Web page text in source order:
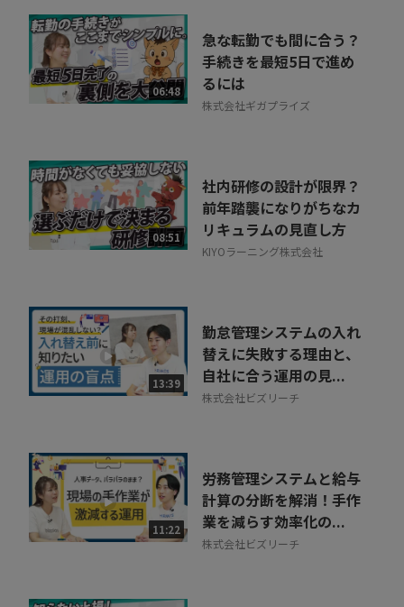
06:48
急な転勤でも間に合う？
手続きを最短5日で進め
るには
株式会社ギガプライズ
08:51
社内研修の設計が限界？
前年踏襲になりがちなカ
リキュラムの見直し方
KIYOラーニング株式会社
13:39
勤怠管理システムの入れ
替えに失敗する理由と、
自社に合う運用の見...
株式会社ビズリーチ
11:22
労務管理システムと給与
計算の分断を解消！手作
業を減らす効率化の...
株式会社ビズリーチ